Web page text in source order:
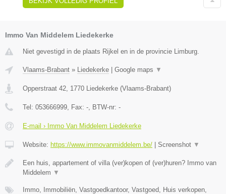
Immo Van Middelem Liedekerke
Niet gevestigd in de plaats Rijkel en in de provincie Limburg.
Vlaams-Brabant » Liedekerke Google maps ▼
Opperstraat 42 1770 Liedekerke (Vlaams-Brabant)
Tel: 053666999 , Fax: - , BTW-nr: -
E-mail › Immo Van Middelem Liedekerke
Website: https://www.immovanmiddelem.be/ Screenshot ▼
Een huis, appartement of villa (ver)kopen of (ver)huren? Immo van
Middelem ▼
Immo, Immobiliën, Vastgoedkantoor, Vastgoed, Huis verkopen,